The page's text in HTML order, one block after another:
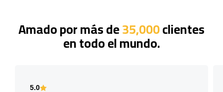
Amado por más de35,000clientes
en todo el mundo.
5.0